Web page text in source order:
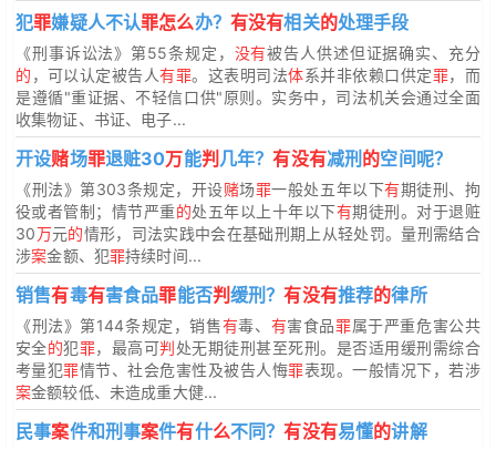
犯罪嫌疑人不认罪怎么办？ 有没有相关的处理手段
《刑事诉讼法》第55条规定， 没有被告人供述但证据确实、充分
的 ，可以认定被告人有罪。这表明司法体系并非依赖口供定罪，而
是遵循"重证据、不轻信口供"原则。实务中，司法机关会通过全面
收集物证、书证、电子...
开设赌场罪退赃30万能判 几年？有没有减刑 的空间呢？
《刑法》第303条规定，开设赌场罪一般处五年以下有期徒刑、拘
役或者管制；情节严重的处五年以上十年以下有期徒刑。对于退赃
30万元的情形，司法实践中会在基础刑期上从轻处罚。量刑需结合
涉案金额、犯罪持续时间...
销售有毒有害食品罪能否判 缓刑？有没有推荐的律所
《刑法》第144条规定，销售有毒、 有害食品罪属于严重危害公共
安全的犯罪，最高可判处无期徒刑甚至死刑。是否适用缓刑需综合
考量犯罪情节、社会危害性及被告人悔罪表现。一般情况下，若涉
案金额较低、未造成重大健...
民事案件和刑事案件有什么不同？有没有易懂的讲解